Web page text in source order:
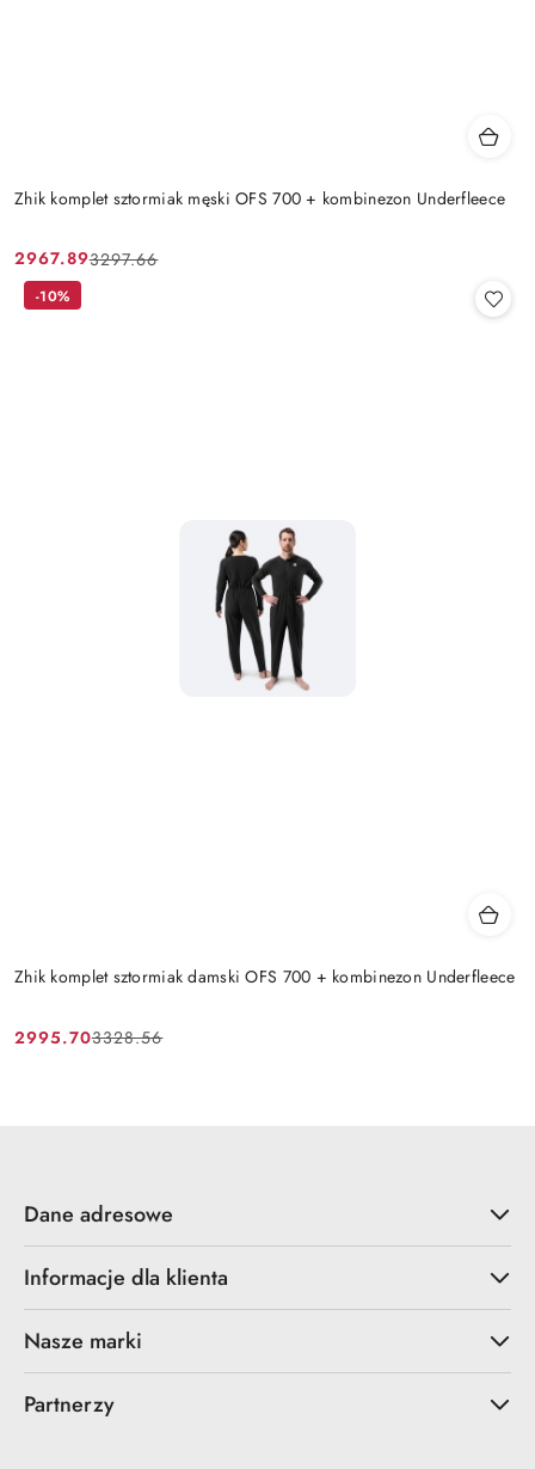
Zhik komplet sztormiak męski OFS 700 + kombinezon Underfleece
Cena
promocyjna:
2967.89
Cena
przed
3297.66
Zhik komplet sztormiak damski OFS 700 + kombinezon Underfleece
Cena
2995.70
Cena
3328.56
-10%
Dane adresowe
Informacje dla klienta
Nasze marki
Partnerzy